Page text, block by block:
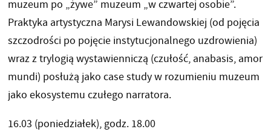
muzeum po „żywe” muzeum „w czwartej osobie”.
Praktyka artystyczna Marysi Lewandowskiej (od pojęcia
szczodrości po pojęcie instytucjonalnego uzdrowienia)
wraz z trylogią wystawienniczą (czułość, anabasis, amor
mundi) posłużą jako case study w rozumieniu muzeum
jako ekosystemu czułego narratora.
16.03 (poniedziałek), godz. 18.00